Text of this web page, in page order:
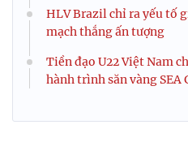
HLV Brazil chỉ ra yếu tố
mạch thắng ấn tượng
Tiền đạo U22 Việt Nam
hành trình săn vàng SEA